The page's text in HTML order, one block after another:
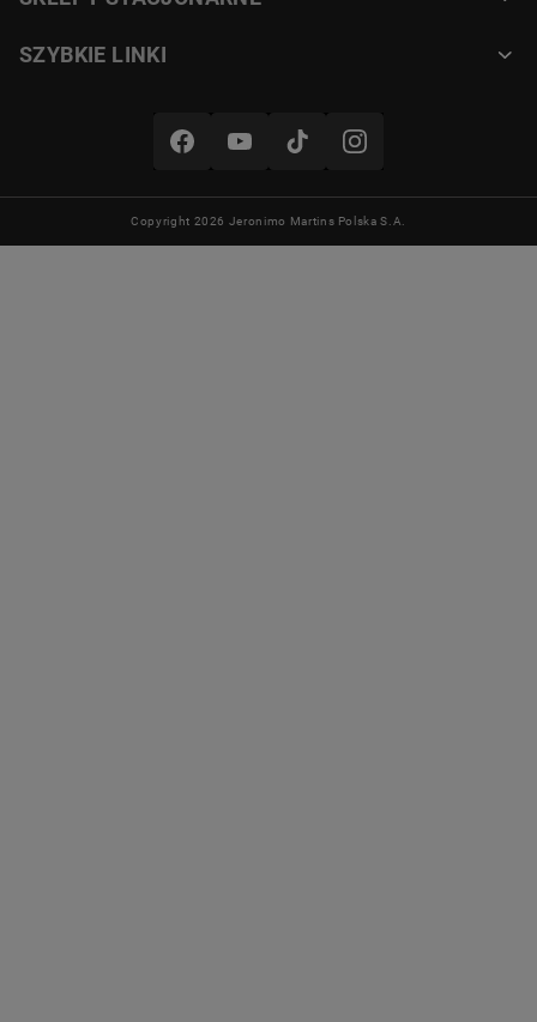
SZYBKIE LINKI
Copyright 2026 Jeronimo Martins Polska S.A.